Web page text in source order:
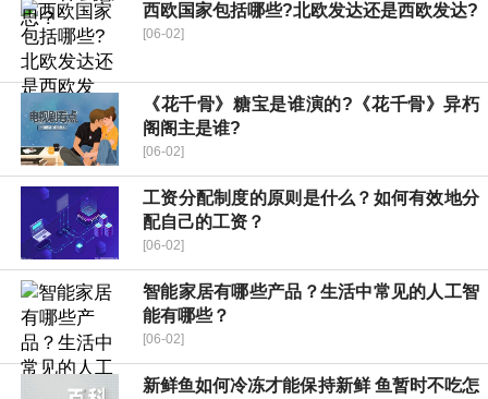
西欧国家包括哪些?北欧发达还是西欧发达?
[06-02]
《花千骨》糖宝是谁演的?《花千骨》异朽
阁阁主是谁?
[06-02]
工资分配制度的原则是什么？如何有效地分
配自己的工资？
[06-02]
智能家居有哪些产品？生活中常见的人工智
能有哪些？
[06-02]
新鲜鱼如何冷冻才能保持新鲜 鱼暂时不吃怎